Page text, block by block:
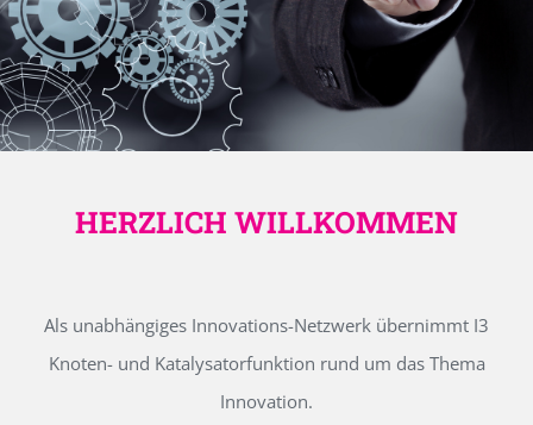
HERZLICH WILLKOMMEN
Als unabhängiges Innovations-Netzwerk übernimmt I3
Knoten- und Katalysatorfunktion rund um das Thema
Innovation.